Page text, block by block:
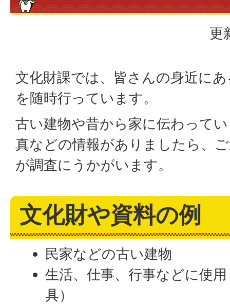
更
文化財課では、皆さんの身近に
を随時行っています。
古い建物や昔から家に伝わって
真などの情報がありましたら、
が調査にうかがいます。
文化財や資料の例
民家などの古い建物
生活、仕事、行事などに使
具）